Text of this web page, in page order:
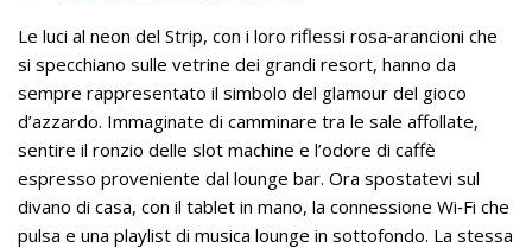
m
ai
l
ac
e
b
o
o
k
el
e
gr
a
m
er
k
y
p
e
h
ar
e
Le luci al neon del Strip, con i loro riflessi rosa‑arancioni che
si specchiano sulle vetrine dei grandi resort, hanno da
sempre rappresentato il simbolo del glamour del gioco
d’azzardo. Immaginate di camminare tra le sale affollate,
sentire il ronzio delle slot machine e l’odore di caffè
espresso proveniente dal lounge bar. Ora spostatevi sul
divano di casa, con il tablet in mano, la connessione Wi‑Fi che
pulsa e una playlist di musica lounge in sottofondo. La stessa